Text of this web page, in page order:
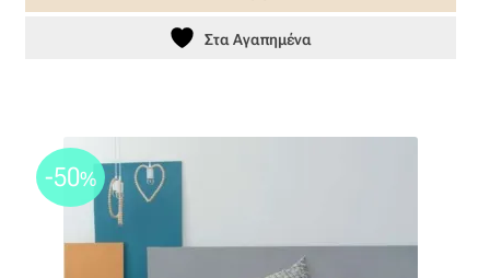
Ραντεβού
Στα Αγαπημένα
-50%